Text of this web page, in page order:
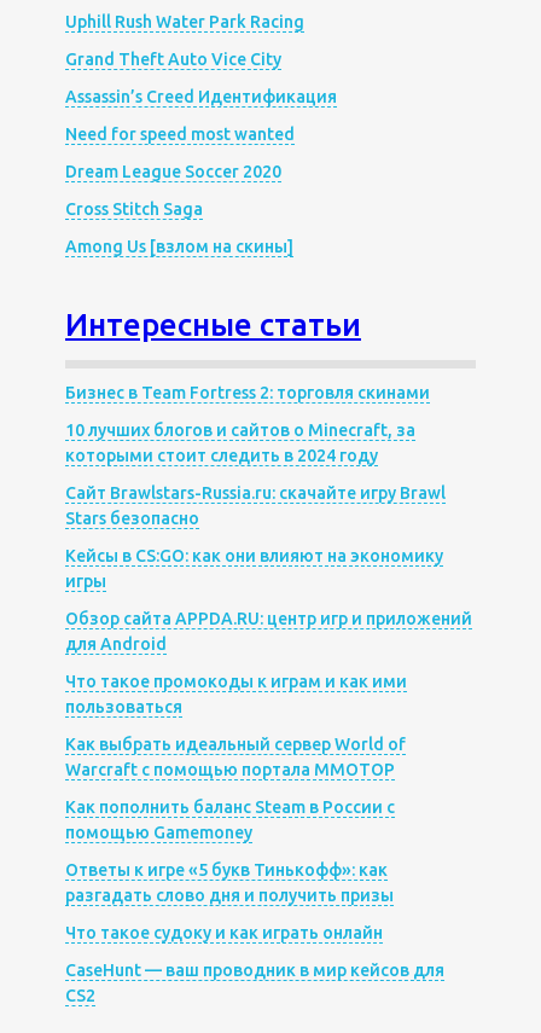
Uphill Rush Water Park Racing
Grand Theft Auto Vice City
Assassin’s Creed Идентификация
Need for speed most wanted
Dream League Soccer 2020
Cross Stitch Saga
Among Us [взлом на скины]
Интересные статьи
Бизнес в Team Fortress 2: торговля скинами
10 лучших блогов и сайтов о Minecraft, за
которыми стоит следить в 2024 году
Сайт Brawlstars-Russia.ru: скачайте игру Brawl
Stars безопасно
Кейсы в CS:GO: как они влияют на экономику
игры
Обзор сайта APPDA.RU: центр игр и приложений
для Android
Что такое промокоды к играм и как ими
пользоваться
Как выбрать идеальный сервер World of
Warcraft с помощью портала MMOTOP
Как пополнить баланс Steam в России с
помощью Gamemoney
Ответы к игре «5 букв Тинькофф»: как
разгадать слово дня и получить призы
Что такое судоку и как играть онлайн
CaseHunt — ваш проводник в мир кейсов для
CS2